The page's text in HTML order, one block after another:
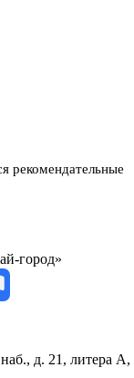
рекомендательные
город»
д. 21, литера А,